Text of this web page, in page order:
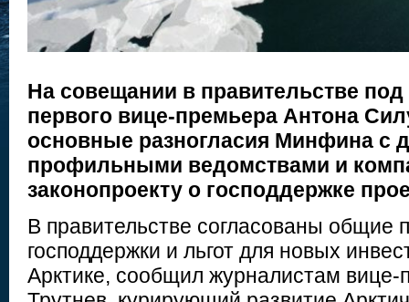
На совещании в правительстве
первого вице-премьера Антона
основные разногласия Минфина с
профильными ведомствами и
законопроекту о господдержке
В правительстве согласованы общие
господдержки и льгот для новых
Арктике, сообщил журналистам